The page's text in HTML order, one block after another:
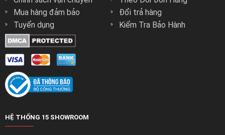
Mua hàng đảm bảo
Tuyển dụng
Đổi trả hàng
Kiểm Tra Bảo Hành
HỆ THỐNG 15 SHOWROOM